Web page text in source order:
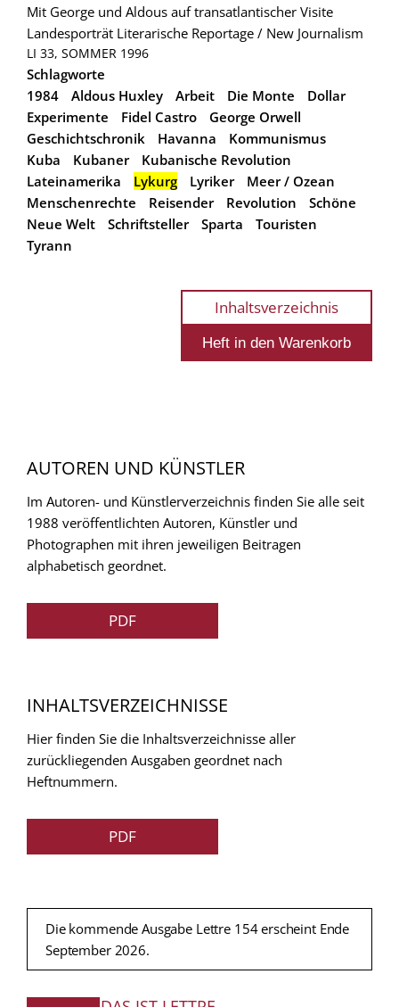
Mit George und Aldous auf transatlantischer Visite
Landesporträt Literarische Reportage / New Journalism
LI 33, SOMMER 1996
Schlagworte
1984
Aldous Huxley Arbeit Die Monte
Dollar
Experimente
Fidel Castro
George Orwell
Geschichtschronik
Havanna
Kommunismus
Kuba
Kubaner
Kubanische Revolution
Lateinamerika
Lykurg Lyriker
Meer / Ozean
Menschenrechte
Reisender Revolution
Schöne
Neue Welt
Schriftsteller Sparta
Touristen
Tyrann
Inhaltsverzeichnis
AUTOREN UND KÜNSTLER
Im Autoren- und Künstlerverzeichnis finden Sie alle seit
1988 veröffentlichten Autoren, Künstler und
Photographen mit ihren jeweiligen Beitragen
alphabetisch geordnet.
PDF
INHALTSVERZEICHNISSE
Hier finden Sie die Inhaltsverzeichnisse aller
zurückliegenden Ausgaben geordnet nach
Heftnummern.
PDF
Die kommende Ausgabe Lettre 154 erscheint Ende
September 2026.